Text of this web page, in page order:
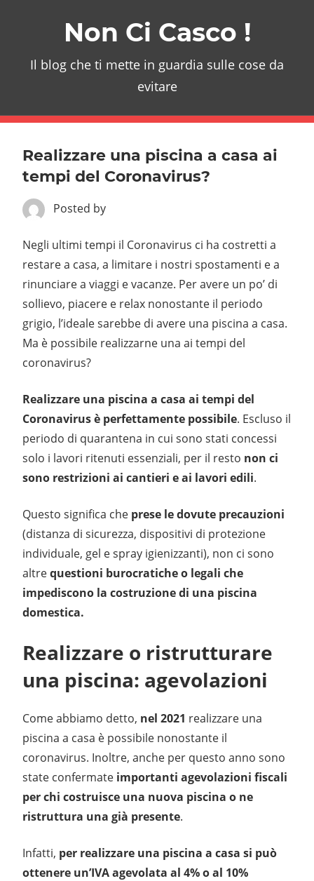
Non Ci Casco !
Il blog che ti mette in guardia sulle cose da
evitare
Realizzare una piscina a casa ai
tempi del Coronavirus?
Posted by
Negli ultimi tempi il Coronavirus ci ha costretti a
restare a casa, a limitare i nostri spostamenti e a
rinunciare a viaggi e vacanze. Per avere un po’ di
sollievo, piacere e relax nonostante il periodo
grigio, l’ideale sarebbe di avere una piscina a casa.
Ma è possibile realizzarne una ai tempi del
coronavirus?
Realizzare una piscina a casa ai tempi del
Coronavirus è perfettamente possibile. Escluso il
periodo di quarantena in cui sono stati concessi
solo i lavori ritenuti essenziali, per il resto non ci
sono restrizioni ai cantieri e ai lavori edili.
Questo significa che prese le dovute precauzioni
(distanza di sicurezza, dispositivi di protezione
individuale, gel e spray igienizzanti), non ci sono
altrequestioni burocratiche o legali che
impediscono la costruzione di una piscina
domestica.
Realizzare o ristrutturare
una piscina: agevolazioni
Come abbiamo detto, nel 2021 realizzare una
piscina a casa è possibile nonostante il
coronavirus. Inoltre, anche per questo anno sono
state confermate importanti agevolazioni fiscali
per chi costruisce una nuova piscina o ne
ristruttura una già presente.
Infatti, per realizzare una piscina a casa si può
ottenere un’IVA agevolata al 4% o al 10%